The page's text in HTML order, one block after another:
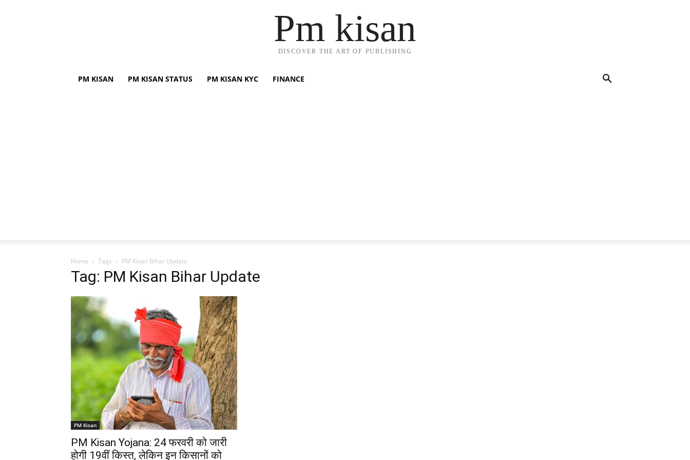
Pm kisan
DISCOVER THE ART OF PUBLISHING
PM KISAN PM KISAN STATUS PM KISAN KYC FINANCE
Home Tags PM Kisan Bihar Update
Tag: PM Kisan Bihar Update
PM Kisan
PM Kisan Yojana: 24 फरवरी को जारी
होगी 19वीं किस्त, लेकिन इन किसानों को